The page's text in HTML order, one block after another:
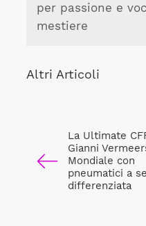
per passione e
mestiere
Altri Articoli
La Ultimate
Gianni
Mondiale con
pneumatici a
differenziata